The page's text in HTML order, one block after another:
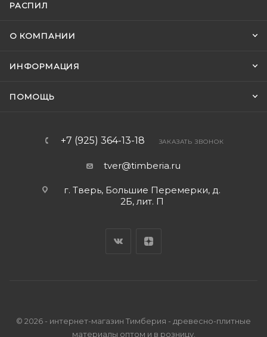
РАСПИЛ
О КОМПАНИИ
ИНФОРМАЦИЯ
ПОМОЩЬ
+7 (925) 364-13-18 ЗАКАЗАТЬ ЗВОНОК
tver@timberia.ru
г. Тверь, Большие Перемерки, д.
2Б, лит. П
© 2026 - интернет-магазин Тимберия - древесно-плитные
материалы оптом и в розницу.